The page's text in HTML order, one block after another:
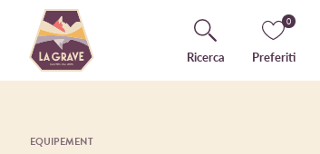
Ricerca
0
Preferiti
EQUIPEMENT